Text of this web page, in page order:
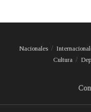
Nacionales
Cultura